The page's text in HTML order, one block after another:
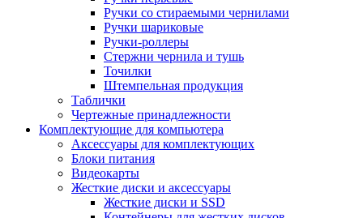
Ручки со стираемыми чернилами
Ручки шариковые
Ручки-роллеры
Стержни чернила и тушь
Точилки
Штемпельная продукция
Таблички
Чертежные принадлежности
Комплектующие для компьютера
Аксессуары для комплектующих
Блоки питания
Видеокарты
Жесткие диски и аксессуары
Жесткие диски и SSD